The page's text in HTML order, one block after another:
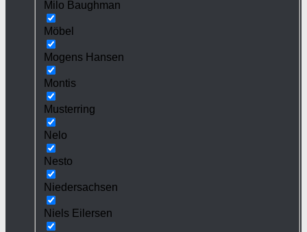
Milo Baughman
Möbel
Mogens Hansen
Montis
Musterring
Nelo
Nesto
Niedersachsen
Niels Eilersen